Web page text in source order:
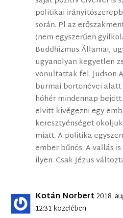
politikai
során. Pl az
(nem egyszerűen
Buddhizmus Államai,
ugyanolyan kegyetlen
vonultattak fel. Judson
burmai börtönévei
hóhér mindennap
elvitt kivégezni egy
keresztyénséget
miatt. A politika
ember bűnös. A vallás
ilyen. Csak Jézus
Kotán Norbert2018.
12:31 közelében